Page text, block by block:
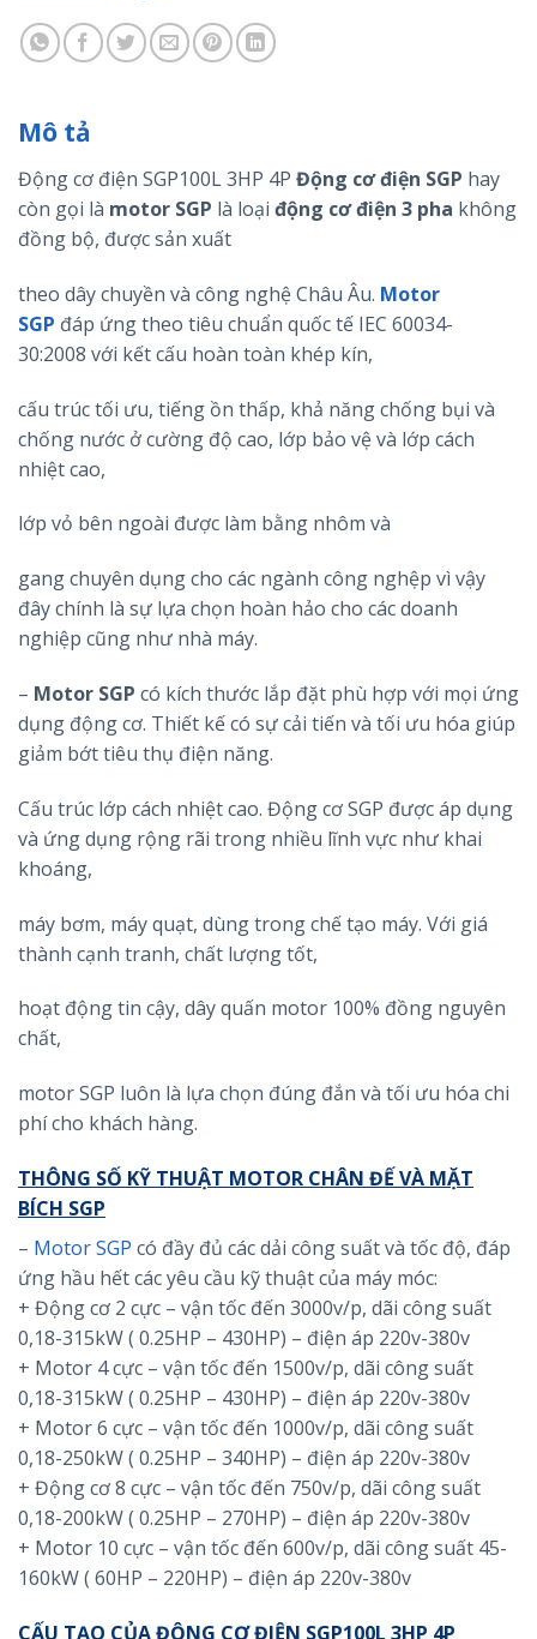
Mô tả
Động cơ điện SGP100L 3HP 4P Động cơ điện SGP hay
còn gọi là motor SGP là loại động cơ điện 3 pha không
đồng bộ, được sản xuất
theo dây chuyền và công nghệ Châu Âu. Motor
SGP đáp ứng theo tiêu chuẩn quốc tế IEC 60034-
30:2008 với kết cấu hoàn toàn khép kín,
cấu trúc tối ưu, tiếng ồn thấp, khả năng chống bụi và
chống nước ở cường độ cao, lớp bảo vệ và lớp cách
nhiệt cao,
lớp vỏ bên ngoài được làm bằng nhôm và
gang chuyên dụng cho các ngành công nghệp vì vậy
đây chính là sự lựa chọn hoàn hảo cho các doanh
nghiệp cũng như nhà máy.
– Motor SGP có kích thước lắp đặt phù hợp với mọi ứng
dụng động cơ. Thiết kế có sự cải tiến và tối ưu hóa giúp
giảm bớt tiêu thụ điện năng.
Cấu trúc lớp cách nhiệt cao. Động cơ SGP được áp dụng
và ứng dụng rộng rãi trong nhiều lĩnh vực như khai
khoáng,
máy bơm, máy quạt, dùng trong chế tạo máy. Với giá
thành cạnh tranh, chất lượng tốt,
hoạt động tin cậy, dây quấn motor 100% đồng nguyên
chất,
motor SGP luôn là lựa chọn đúng đắn và tối ưu hóa chi
phí cho khách hàng.
THÔNG SỐ KỸ THUẬT MOTOR CHÂN ĐẾ VÀ MẶT
BÍCH SGP
– Motor SGP có đầy đủ các dải công suất và tốc độ, đáp
ứng hầu hết các yêu cầu kỹ thuật của máy móc:
+ Động cơ 2 cực – vận tốc đến 3000v/p, dãi công suất
0,18-315kW ( 0.25HP – 430HP) – điện áp 220v-380v
+ Motor 4 cực – vận tốc đến 1500v/p, dãi công suất
0,18-315kW ( 0.25HP – 430HP) – điện áp 220v-380v
+ Motor 6 cực – vận tốc đến 1000v/p, dãi công suất
0,18-250kW ( 0.25HP – 340HP) – điện áp 220v-380v
+ Động cơ 8 cực – vận tốc đến 750v/p, dãi công suất
0,18-200kW ( 0.25HP – 270HP) – điện áp 220v-380v
+ Motor 10 cực – vận tốc đến 600v/p, dãi công suất 45-
160kW ( 60HP – 220HP) – điện áp 220v-380v
CẤU TẠO CỦA ĐỘNG CƠ ĐIỆN SGP100L 3HP 4P